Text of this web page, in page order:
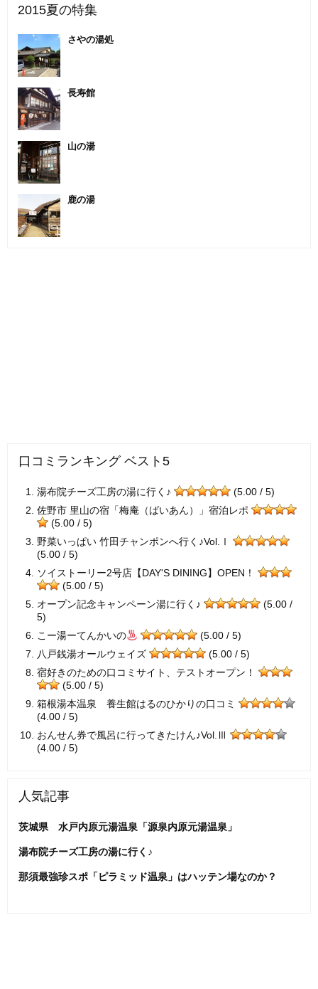
2015夏の特集
さやの湯処
長寿館
山の湯
鹿の湯
口コミランキング ベスト5
湯布院チーズ工房の湯に行く♪
(5.00 / 5)
佐野市 里山の宿「梅庵（ばいあん）」宿泊レポ
(5.00 / 5)
野菜いっぱい 竹田チャンポンへ行く♪Vol.Ⅰ
(5.00 / 5)
ソイストーリー2号店【DAY'S DINING】OPEN！
(5.00 / 5)
オープン記念キャンペーン湯に行く♪
(5.00 /
5)
こー湯ーてんかいの
(5.00 / 5)
八戸銭湯オールウェイズ
(5.00 / 5)
宿好きのための口コミサイト、テストオープン！
(5.00 / 5)
箱根湯本温泉 養生館はるのひかりの口コミ
(4.00 / 5)
おんせん券で風呂に行ってきたけん♪Vol.Ⅲ
(4.00 / 5)
人気記事
茨城県 水戸内原元湯温泉「源泉内原元湯温泉」
湯布院チーズ工房の湯に行く♪
那須最強珍スポ「ピラミッド温泉」はハッテン場なのか？